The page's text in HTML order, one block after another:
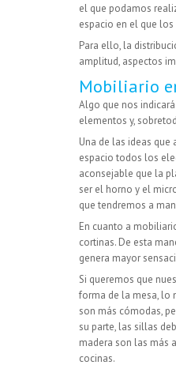
el que podamos
espacio en el que
Para ello, la
amplitud, aspectos
Mobiliario
Algo que nos
elementos y,
Una de las ideas que
espacio todos los
aconsejable que la
ser el horno y el
que tendremos a
En cuanto a
cortinas. De esta
genera mayor
Si queremos que
forma de la mesa, lo
son más cómodas,
su parte, las sillas
madera son las más
cocinas.